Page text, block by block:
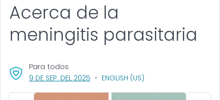
Acerca de la
meningitis parasitaria
9 DE SEP. DEL 2025 , VISIT LINK FOR DETAILS.
ENGLISH (US)
Para todos